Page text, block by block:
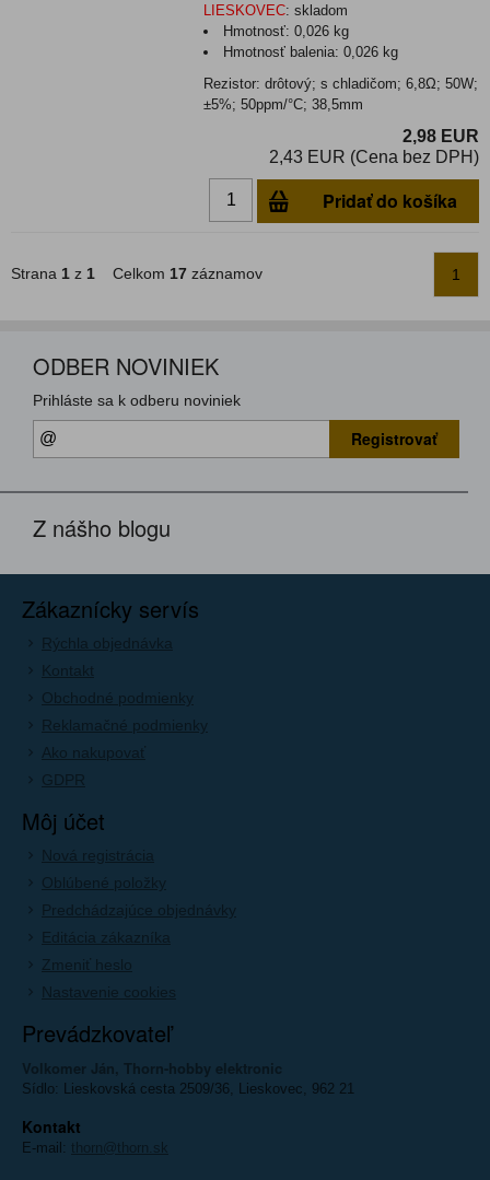
LIESKOVEC: skladom
Hmotnosť:0,026 kg
Hmotnosť balenia:0,026 kg
Rezistor: drôtový; s chladičom; 6,8Ω; 50W;
±5%; 50ppm/°C; 38,5mm
2,98 EUR
2,43 EUR (Cena bez DPH)
Pridať do košíka
Strana 1 z 1 Celkom 17 záznamov 1
ODBER NOVINIEK
Prihláste sa k odberu noviniek
Registrovať
Z nášho blogu
Zákaznícky servís
Rýchla objednávka
Kontakt
Obchodné podmienky
Reklamačné podmienky
Ako nakupovať
GDPR
Môj účet
Nová registrácia
Oblúbené položky
Predchádzajúce objednávky
Editácia zákazníka
Zmeniť heslo
Nastavenie cookies
Prevádzkovateľ
Volkomer Ján, Thorn-hobby elektronic
Sídlo: Lieskovská cesta 2509/36, Lieskovec, 962 21
Kontakt
E-mail: thorn@thorn.sk